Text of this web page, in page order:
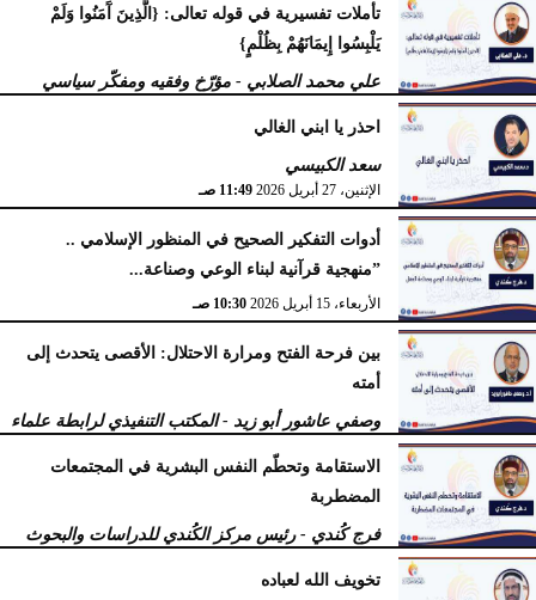
تأملات تفسيرية في قوله تعالى: {الَّذِينَ آَمَنُوا وَلَمْ
يَلْبِسُوا إِيمَانَهُمْ بِظُلْمٍ}
علي محمد الصلابي - مؤرّخ وفقيه ومفكّر سياسي
الإثنين، 27 أبريل 2026 11:55 صـ
احذر يا ابني الغالي
سعد الكبيسي
الإثنين، 27 أبريل 2026 11:49 صـ
أدوات التفكير الصحيح في المنظور الإسلامي ..
”منهجية قرآنية لبناء الوعي وصناعة...
الأربعاء، 15 أبريل 2026 10:30 صـ
بين فرحة الفتح ومرارة الاحتلال: الأقصى يتحدث إلى
أمته
وصفي عاشور أبو زيد - المكتب التنفيذي لرابطة علماء
أهل السنّة
الخميس، 9 أبريل 2026 11:38 صـ
الاستقامة وتحطّم النفس البشرية في المجتمعات
المضطربة
فرج كُندي - رئيس مركز الكُندي للدراسات والبحوث
السبت، 4 أبريل 2026 02:51 مـ
تخويف الله لعباده